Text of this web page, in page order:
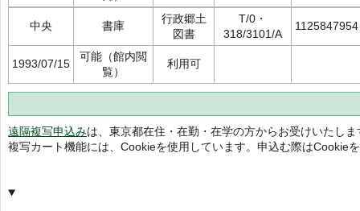
中央 書庫
行政郷土
図書
T/0・
318/3101/A
1125847954
1993/07/15
可能（館内閲
覧）
利用可
遠隔複写申込みは、東京都在住・在勤・在学の方からお受けいたしま
複写カート機能には、Cookieを使用しています。申込む際はCookie